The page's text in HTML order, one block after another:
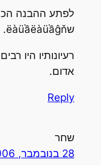
לפתע ההבנה
שëàüầëàüầĝň.
רעיונותיו היו
אדום.
Reply
שחר
28 בנובמבר, 2006